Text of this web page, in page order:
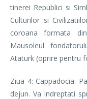
tinerei Republici si
Culturilor si
coroana formata
Mausoleul
Ataturk (oprire pentru
Ziua 4: Cappadocia:
dejun. Va indreptati